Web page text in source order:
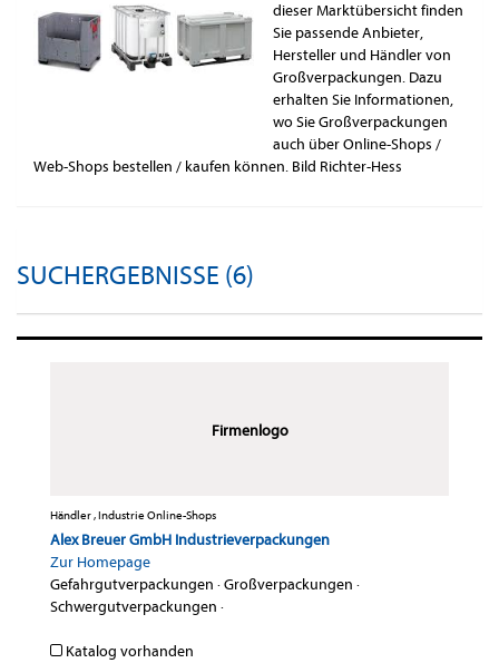
dieser Marktübersicht finden
Sie passende Anbieter,
Hersteller und Händler von
Großverpackungen. Dazu
erhalten Sie Informationen,
wo Sie Großverpackungen
auch über Online-Shops /
Web-Shops bestellen / kaufen können. Bild Richter-Hess
SUCHERGEBNISSE (6)
Firmenlogo
Händler , Industrie Online-Shops
Alex Breuer GmbH Industrieverpackungen
Zur Homepage
Gefahrgutverpackungen ·Großverpackungen ·
Schwergutverpackungen ·
Katalog vorhanden